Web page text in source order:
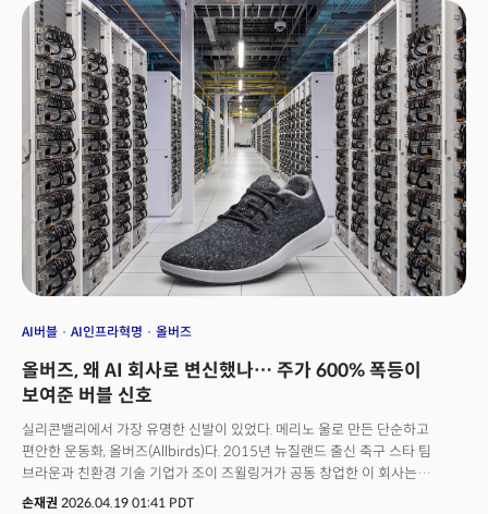
전환을 선언합니다. 이 두 가지 사건은 결국 순수 임대 사업자인
네오클라우드의 붕괴를 촉발했습니다.동시에 HBM 시장의 약 80%를 장악한
한국은 메모리 슈퍼사이클을 단기적인 호황에서 구조적인 기회로
만드는 5000조원의 메가프로젝트를 시작했습니다. 이는 한국의 AI 산업이
'희소성 공급자'에서 '시스템 공동설계자'로 올라설 수 있느냐는 시험대에
올랐음을 의미합니다. 우주 산업에서는 스페이스X의 나스닥 편입을 앞두고
수직통합 모델이 '우주 기업'의 정의를 다시 쓰고 있으며 미 교육부마저 대학
전공을 '졸업 후 연봉'으로 심사하기 시작했습니다. 결국 시장과 정책을
관통하는 가장 강력한 메가 트렌드는 '생존을 위한 수직통합'과 '냉혹한 수익성
증명'입니다. 이번 주 밀키스레터도 글로벌 비즈니스 리더들이 반드시
포착해야 할 산업과 정책의 충돌 지점을 짚어드립니다.
AI버블 AI인프라혁명 올버즈
올버즈, 왜 AI 회사로 변신했나… 주가 600% 폭등이
보여준 버블 신호
실리콘밸리에서 가장 유명한 신발이 있었다. 메리노 울로 만든 단순하고
편안한 운동화, 올버즈(Allbirds)다. 2015년 뉴질랜드 출신 축구 스타 팀
브라운과 친환경 기술 기업가 조이 즈윌링거가 공동 창업한 이 회사는
'지속가능성'을 전면에 내세우며 순식간에 샌프란시스코 베이 에어리어
손재권 2026.04.19 01:41 PDT